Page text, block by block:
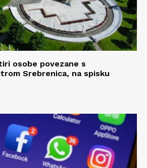
osobe povezane s
Srebrenica, na spisku